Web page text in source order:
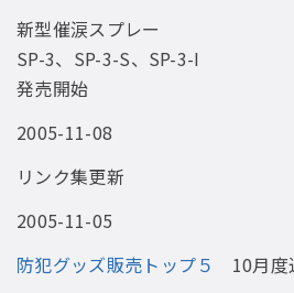
新型催涙スプレー
SP-3、SP-3-S、SP-3-I
発売開始
2005-11-08
リンク集更新
2005-11-05
防犯グッズ販売トップ５
10月度